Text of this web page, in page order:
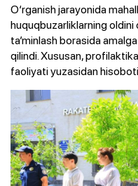
O‘rganish jarayonida
huquqbuzarliklarning
ta’minlash borasida
qilindi. Xususan,
faoliyati yuzasidan